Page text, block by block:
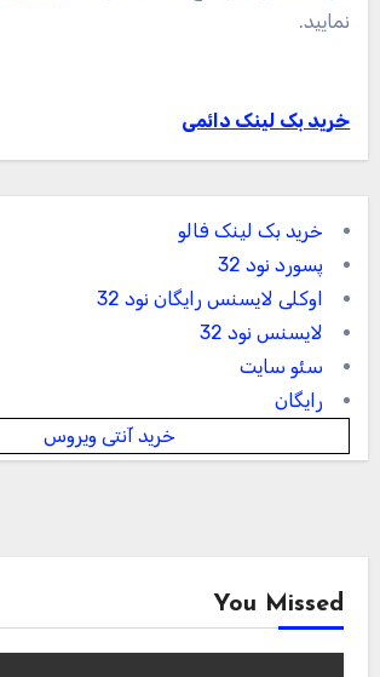
نمایید.
خرید بک لینک دائمی
خرید بک لینک فالو
پسورد نود 32
اوکلی لایسنس رایگان نود 32
لایسنس نود 32
سئو سایت
رایگان
خرید آنتی ویروس
You Missed